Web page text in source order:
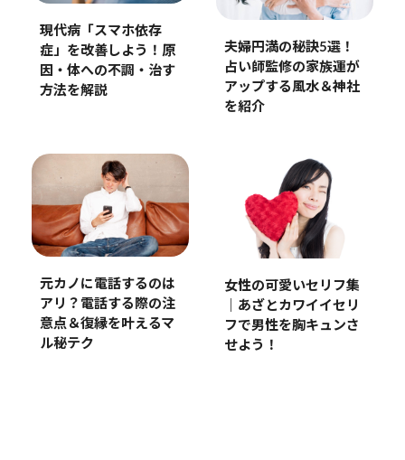
現代病「スマホ依存
症」を改善しよう！原
因・体への不調・治す
方法を解説
夫婦円満の秘訣5選！
占い師監修の家族運が
アップする風水＆神社
を紹介
元カノに電話するのは
アリ？電話する際の注
意点＆復縁を叶えるマ
ル秘テク
女性の可愛いセリフ集
｜あざとカワイイセリ
フで男性を胸キュンさ
せよう！